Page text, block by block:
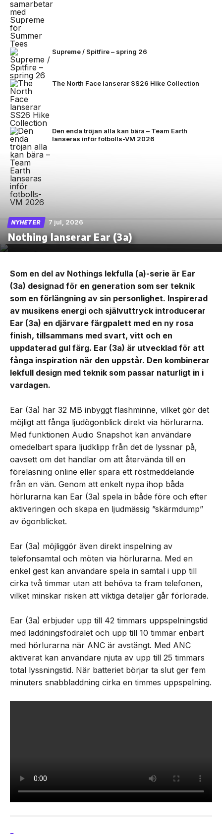
Supreme / Spitfire – spring 26
The North Face lanserar SS26 Hike Collection
Den enda tröjan alla kan bära – Team Earth
lanseras inför fotbolls-VM 2026
NYHETER 7 jul, 2026
Nothing lanserar Ear (3a)
Som en del av Nothings lekfulla (a)-serie är Ear
(3a) designad för en generation som ser teknik
som en förlängning av sin personlighet. Inspirerad
av musikens energi och självuttryck introducerar
Ear (3a) en djärvare färgpalett med en ny rosa
finish, tillsammans med svart, vitt och en
uppdaterad gul färg. Ear (3a) är utvecklad för att
fånga inspiration när den uppstår. Den kombinerar
lekfull design med teknik som passar naturligt in i
vardagen.
Ear (3a) har 32 MB inbyggt flashminne, vilket gör det
möjligt att fånga ljudögonblick direkt via hörlurarna.
Med funktionen Audio Snapshot kan användare
omedelbart spara ljudklipp från det de lyssnar på,
oavsett om det handlar om att återvända till en
föreläsning online eller spara ett röstmeddelande
från en vän. Genom att enkelt nypa ihop båda
hörlurarna kan Ear (3a) spela in både före och efter
aktiveringen och skapa en ljudmässig ”skärmdump”
av ögonblicket.
Ear (3a) möjliggör även direkt inspelning av
telefonsamtal och möten via hörlurarna. Med en
enkel gest kan användare spela in samtal i upp till
cirka två timmar utan att behöva ta fram telefonen,
vilket minskar risken att viktiga detaljer går förlorade.
Ear (3a) erbjuder upp till 42 timmars uppspelningstid
med laddningsfodralet och upp till 10 timmar enbart
med hörlurarna när ANC är avstängt. Med ANC
aktiverat kan användare njuta av upp till 25 timmars
total lyssningstid. När batteriet börjar ta slut ger fem
minuters snabbladdning cirka en timmes uppspelning.